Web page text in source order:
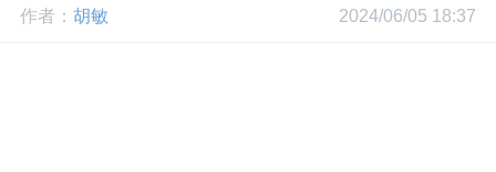
作者： 胡敏 2024/06/05 18:37